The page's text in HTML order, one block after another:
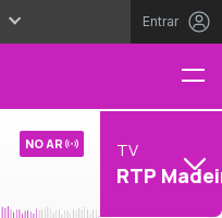
Entrar
NO AR TV
RTP